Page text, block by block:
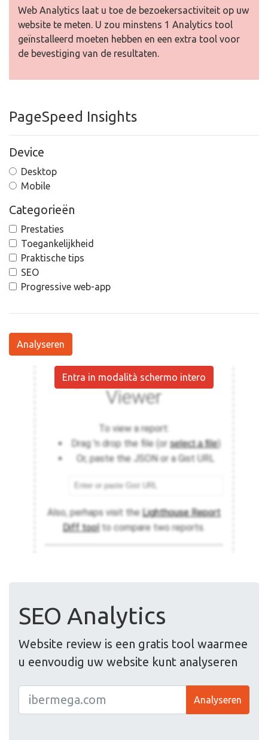
Web Analytics laat u toe de bezoekersactiviteit op uw
website te meten. U zou minstens 1 Analytics tool
geïnstalleerd moeten hebben en een extra tool voor
de bevestiging van de resultaten.
PageSpeed Insights
Device
Desktop
Mobile
Categorieën
Prestaties
Toegankelijkheid
Praktische tips
SEO
Progressive web-app
Analyseren
Entra in modalità schermo intero
SEO Analytics
Website review is een gratis tool waarmee
u eenvoudig uw website kunt analyseren
Analyseren